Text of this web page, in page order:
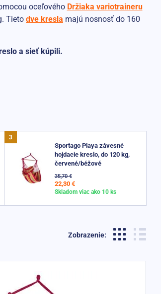
oceľového Držiaka variotraineru
Tieto dve kresla majú nosnosť do 160
a sieť kúpili.
Sportago Playa závesné
hojdacie kreslo, do 120 kg,
červené/béžové
35,70 €
22,30 €
Skladom viac ako 10 ks
Zobrazenie: